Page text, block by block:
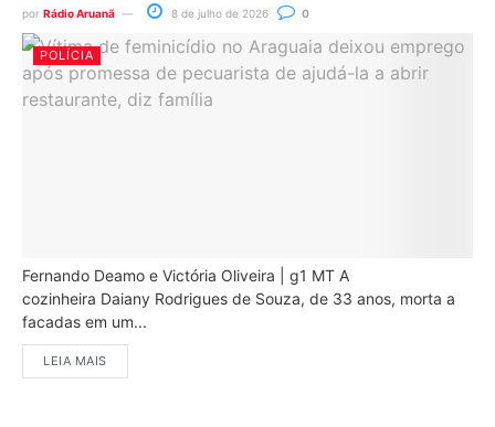
por Rádio Aruanã 8 de julho de 2026 0
POLÍCIA
Fernando Deamo e Victória Oliveira | g1 MT A
cozinheira Daiany Rodrigues de Souza, de 33 anos, morta a
facadas em um...
LEIA MAIS